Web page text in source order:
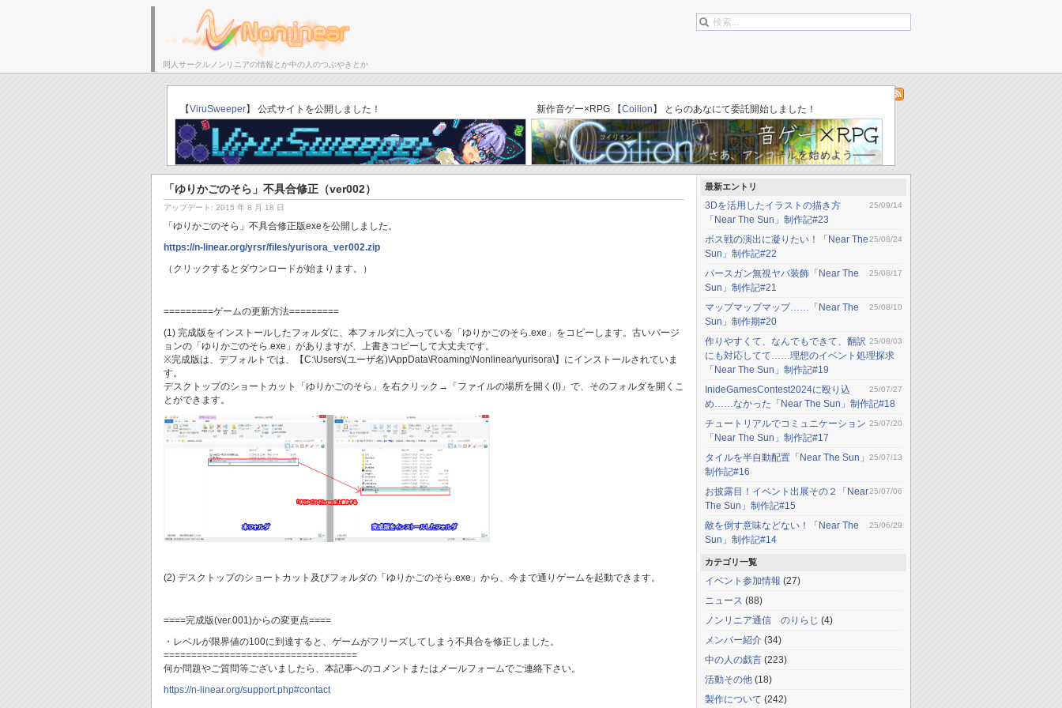
同人サークルノンリニアの情報とか中の人のつぶやきとか
【ViruSweeper】 公式サイトを公開しました！ 新作音ゲー×RPG 【Coilion 】 とらのあなにて委託開始しました！
「ゆりかごのそら」不具合修正（ver002）
アップデート: 2015 年 8 月 18 日
「ゆりかごのそら」不具合修正版exeを公開しました。
https://n-linear.org/yrsr/files/yurisora_ver002.zip
（クリックするとダウンロードが始まります。）
=========ゲームの更新方法=========
(1) 完成版をインストールしたフォルダに、本フォルダに入っている「ゆりかごのそら.exe」をコピーします。古いバージ
ョンの「ゆりかごのそら.exe」がありますが、上書きコピーして大丈夫です。
※完成版は、デフォルトでは、【C:\Users\(ユーザ名)\AppData\Roaming\Nonlinear\yurisora\】にインストールされていま
す。
デスクトップのショートカット「ゆりかごのそら」を右クリック→「ファイルの場所を開く(I)」で、そのフォルダを開くこ
とができます。
(2) デスクトップのショートカット及びフォルダの「ゆりかごのそら.exe」から、今まで通りゲームを起動できます。
====完成版(ver.001)からの変更点====
・レベルが限界値の100に到達すると、ゲームがフリーズしてしまう不具合を修正しました。
===================================
何か問題やご質問等ございましたら、本記事へのコメントまたはメールフォームでご連絡下さい。
https://n-linear.org/support.php#contact
最新エントリ
25/09/14
3Dを活用したイラストの描き方
「Near The Sun」制作記#23
25/08/24
ボス戦の演出に凝りたい！「Near The
Sun」制作記#22
25/08/17
パースガン無視ヤバ装飾「Near The
Sun」制作記#21
25/08/10
マップマップマップ……「Near The
Sun」制作期#20
25/08/03
作りやすくて、なんでもできて、翻訳
にも対応してて……理想のイベント処理探求
「Near The Sun」制作記#19
25/07/27
InideGamesContest2024に殴り込
め……なかった「Near The Sun」制作記#18
25/07/20
チュートリアルでコミュニケーション
「Near The Sun」制作記#17
25/07/13
タイルを半自動配置「Near The Sun」
制作記#16
25/07/06
お披露目！イベント出展その２「Near
The Sun」制作記#15
25/06/29
敵を倒す意味などない！「Near The
Sun」制作記#14
カテゴリ一覧
イベント参加情報 (27)
ニュース (88)
ノンリニア通信 のりらじ (4)
メンバー紹介 (34)
中の人の戯言 (223)
活動その他 (18)
製作について (242)